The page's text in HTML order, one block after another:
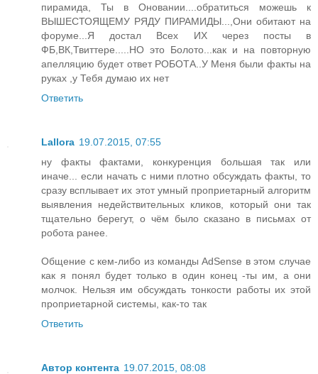
пирамида, Ты в Оновании....обратиться можешь к
ВЫШЕСТОЯЩЕМУ РЯДУ ПИРАМИДЫ...,Они обитают на
форуме...Я достал Всех ИХ через посты в
ФБ,ВК,Твиттере.....НО это Болото...как и на повторную
апелляцию будет ответ РОБОТА..У Меня были факты на
руках ,у Тебя думаю их нет
Ответить
Lallora 19.07.2015, 07:55
ну факты фактами, конкуренция большая так или
иначе... если начать с ними плотно обсуждать факты, то
сразу всплывает их этот умный проприетарный алгоритм
выявления недействительных кликов, который они так
тщательно берегут, о чём было сказано в письмах от
робота ранее.
Общение с кем-либо из команды AdSense в этом случае
как я понял будет только в один конец -ты им, а они
молчок. Нельзя им обсуждать тонкости работы их этой
проприетарной системы, как-то так
Ответить
Автор контента 19.07.2015, 08:08